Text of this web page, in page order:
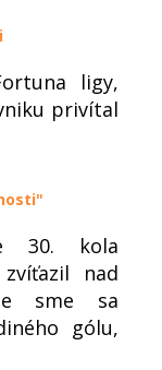
ligy,
privítal
30. kola
nad
sme sa
gólu,